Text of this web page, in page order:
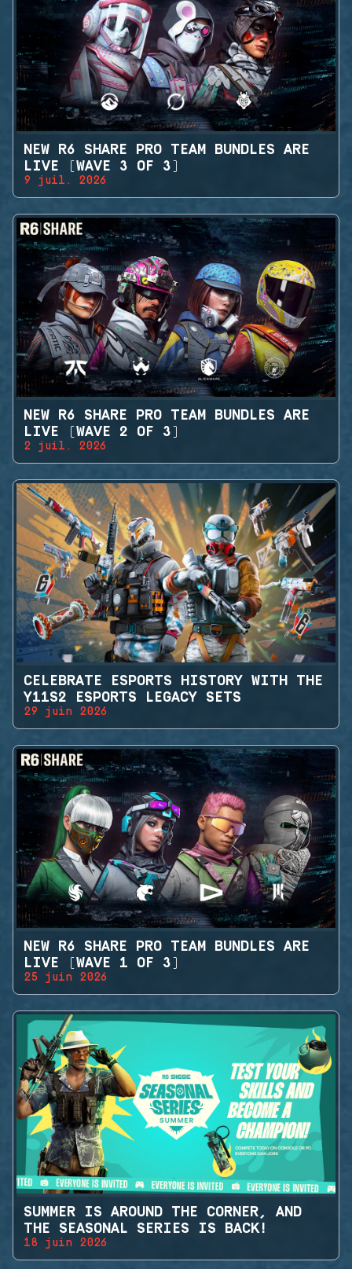
NEW R6 SHARE PRO TEAM BUNDLES ARE
LIVE (WAVE 3 OF 3)
9 juil. 2026
NEW R6 SHARE PRO TEAM BUNDLES ARE
LIVE (WAVE 2 OF 3)
2 juil. 2026
CELEBRATE ESPORTS HISTORY WITH THE
Y11S2 ESPORTS LEGACY SETS
29 juin 2026
NEW R6 SHARE PRO TEAM BUNDLES ARE
LIVE (WAVE 1 OF 3)
25 juin 2026
SUMMER IS AROUND THE CORNER, AND
THE SEASONAL SERIES IS BACK!
18 juin 2026